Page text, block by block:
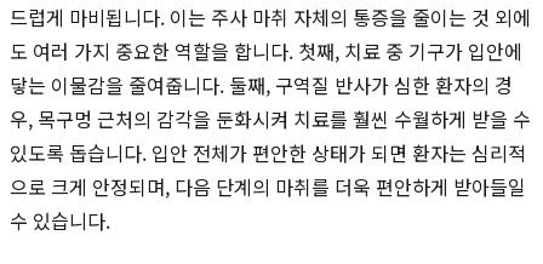
드럽게 마비됩니다. 이는 주사 마취 자체의 통증을 줄이는 것 외에
도 여러 가지 중요한 역할을 합니다. 첫째, 치료 중 기구가 입안에
닿는 이물감을 줄여줍니다. 둘째, 구역질 반사가 심한 환자의 경
우, 목구멍 근처의 감각을 둔화시켜 치료를 훨씬 수월하게 받을 수
있도록 돕습니다. 입안 전체가 편안한 상태가 되면 환자는 심리적
으로 크게 안정되며, 다음 단계의 마취를 더욱 편안하게 받아들일
수 있습니다.